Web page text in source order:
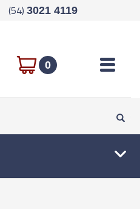
(54) 3021 4119
0 Toggle